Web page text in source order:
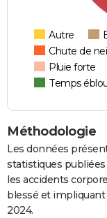
Autre
Chute de
Pluie forte
Temps
Méthodologie
Les données
statistiques
les accidents
blessé et
2024.